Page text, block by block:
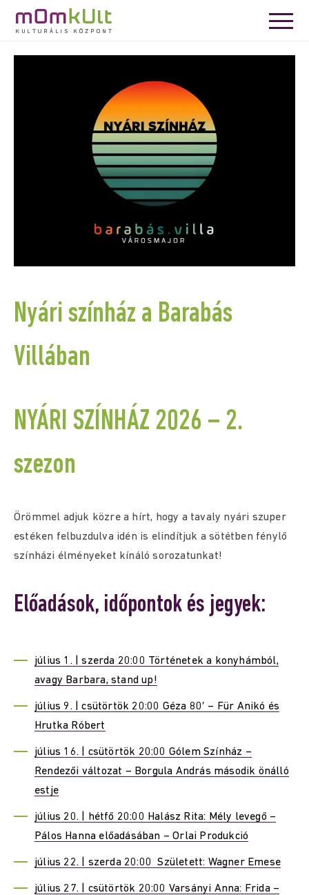
Nyári színház a Barabás
Villában
NYÁRI SZÍNHÁZ 2026 – 2.
szezon
Örömmel adjuk közre a hírt, hogy a tavaly nyári szuper
estéken felbuzdulva idén is elindítjuk a sötétben fénylő
színházi élményeket kínáló sorozatunkat!
Előadások, időpontok és jegyek:
július 1. | szerda 20:00 Történetek a konyhámból,
avagy Barbara, stand up!
július 9. | csütörtök 20:00 Géza 80′ – Für Anikó és
Hrutka Róbert
július 16. | csütörtök 20:00 Gólem Színház –
Rendezői változat – Borgula András második önálló
estje
július 20. | hétfő 20:00 Halász Rita: Mély levegő –
Pálos Hanna előadásában – Orlai Produkció
július 22. | szerda 20:00 Született: Wagner Emese
július 27. | csütörtök 20:00 Varsányi Anna: Frida –